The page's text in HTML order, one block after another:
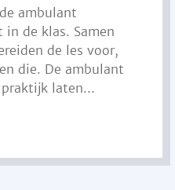
ambulant
in de klas. Samen
de les voor,
die. De ambulant
laten...